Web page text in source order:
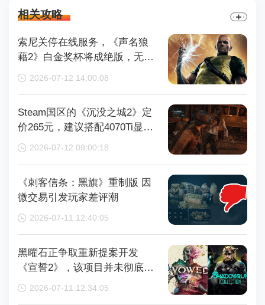
相关攻略
索尼关停在线服务，《声名狼
藉2》白金奖杯将成绝版，无法
再获取
2026-07-12 14:00:08
Steam国区的《沉没之城2》定
价265元，建议搭配4070Ti显卡
以获得较好体验
2026-07-12 09:00:18
《刺客信条：黑旗》重制版 因
微交易引发玩家差评潮
2026-07-11 12:40:05
黑曜石正争取重新提案开发
《宣誓2》，该项目并未彻底取
消
2026-07-11 12:34:05